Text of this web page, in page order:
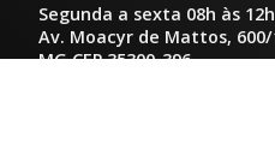
Segunda a sexta 08h às
Av. Moacyr de Mattos,
MG CEP 35300-396